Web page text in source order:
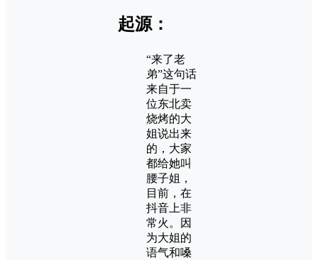
起源：
“来了老
弟”这句话
来自于一
位东北卖
烧烤的大
姐说出来
的，大家
都给她叫
腰子姐，
目前，在
抖音上非
常火。因
为大姐的
语气和嗓